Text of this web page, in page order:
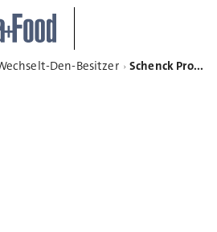
Den-Besitzer Schenck Process wechselt den Besitzer